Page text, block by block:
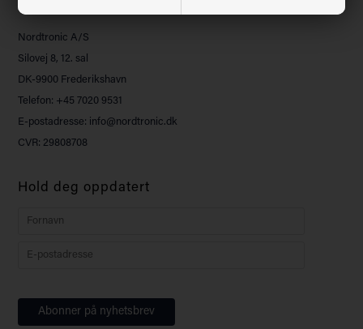
Kundeservice
Nordtronic A/S
Silovej 8, 12. sal
DK-9900 Frederikshavn
Telefon: +45 7020 9531
E-postadresse: info@nordtronic.dk
CVR: 29808708
Hold deg oppdatert